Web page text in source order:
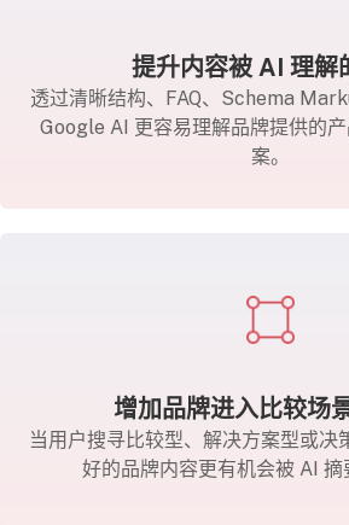
提升内容被 AI 理解
透过清晰结构、FAQ、Schema
Google AI 更容易理解品牌提供的
案。
增加品牌进入比较场
当用户搜寻比较型、解决方案型或决
好的品牌内容更有机会被 AI 摘